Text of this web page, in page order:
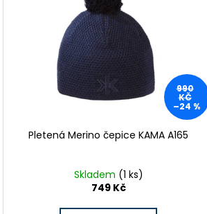
990
KČ
–24 %
Pletená Merino čepice KAMA A165
Skladem (1 ks)
749 Kč
DÁMSKÉ BAVLNĚNÉ TRIKO GTS
TYRKYSOVÉ
299 Kč
Původně: 349 Kč